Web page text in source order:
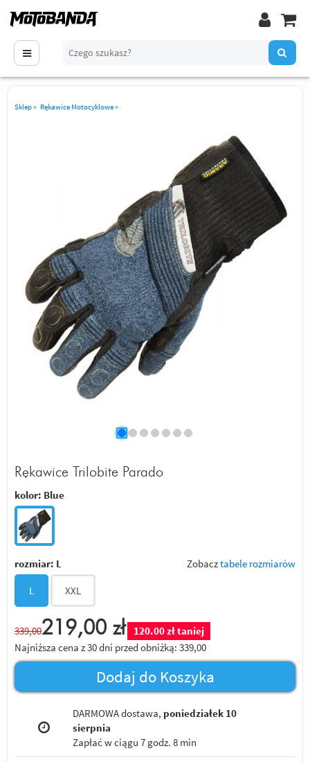
Sklep» Rękawice Motocyklowe»
Rękawice Trilobite Parado
kolor: Blue
rozmiar: L Zobacztabele rozmiarów
L XXL
339,00219,00 zł
120.00 zł taniej
Najniższa cena z 30 dni przed obniżką: 339,00
Dodaj do Koszyka
DARMOWA dostawa, poniedziałek 10
sierpnia
Zapłać w ciągu7 godz. 8 min